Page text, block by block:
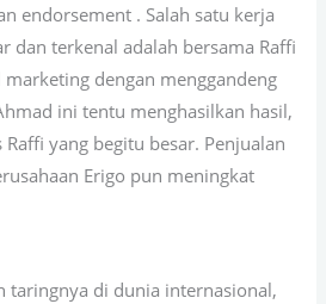
endorsement . Salah satu kerja
dan terkenal adalah bersama Raffi
dengan menggandeng
ini tentu menghasilkan hasil,
yang begitu besar. Penjualan
Erigo pun meningkat
taringnya di dunia internasional,